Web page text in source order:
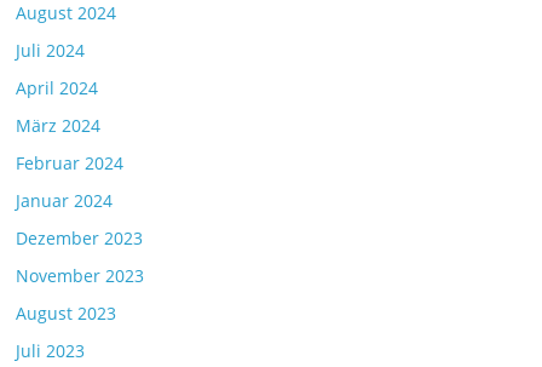
August 2024
Juli 2024
April 2024
März 2024
Februar 2024
Januar 2024
Dezember 2023
November 2023
August 2023
Juli 2023